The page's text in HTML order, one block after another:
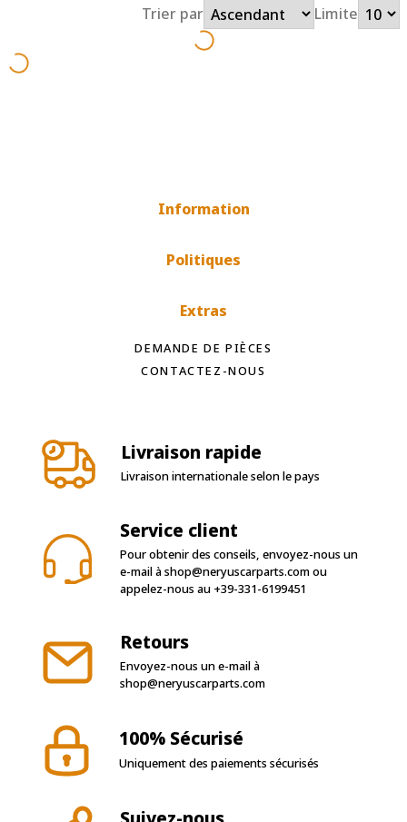
Trier par Limite
Information
Politiques
Extras
DEMANDE DE PIÈCES
CONTACTEZ-NOUS
Livraison rapide
Livraison internationale selon le pays
Service client
Pour obtenir des conseils, envoyez-nous un
e-mail àshop@neryuscarparts.comou
appelez-nous au +39-331-6199451
Retours
Envoyez-nous un e-mail à
shop@neryuscarparts.com
100% Sécurisé
Uniquement des paiements sécurisés